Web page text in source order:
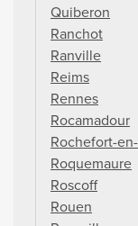
Quiberon
Ranchot
Ranville
Reims
Rennes
Rocamadour
Rochefort-
Roquemaure
Roscoff
Rouen